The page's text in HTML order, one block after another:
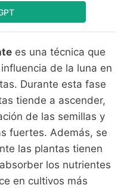
es una técnica que
de la luna en
Durante esta fase
tiende a ascender,
de las semillas y
fuertes. Además, se
las plantas tienen
los nutrientes
en cultivos más